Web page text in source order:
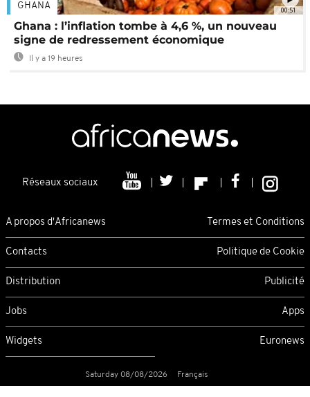
00:51
GHANA
Ghana : l’inflation tombe à 4,6 %, un nouveau
signe de redressement économique
Il y a 19 heures
Réseaux sociaux
A propos d'Africanews Termes et Conditions
Contacts Politique de Cookie
Distribution Publicité
Jobs Apps
Widgets Euronews
Saturday 08/08/2026